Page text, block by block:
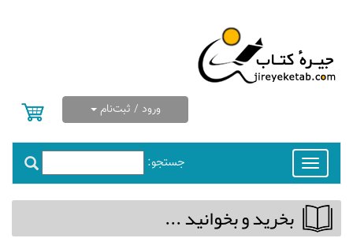
ورود / ثبت‌نام
جستجو:
Toggle
navigation
بخريد و بخوانيد ...